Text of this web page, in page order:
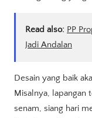
Read also: PP
Jadi Andalan
Desain yang baik
Misalnya, lapangan
senam, siang hari